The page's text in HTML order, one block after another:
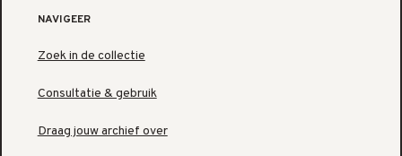
NAVIGEER
Zoek in de collectie
Consultatie & gebruik
Draag jouw archief over